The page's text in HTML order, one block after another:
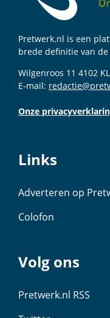
Pretwerk.nl is een
brede definitie van
Wilgenroos 11 4102
E-mail:
Onze
Links
Adverteren op
Colofon
Volg ons
Pretwerk.nl RSS